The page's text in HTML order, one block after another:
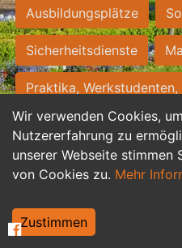
Wir verwenden Cookies,
Nutzererfahrung zu
unserer Webseite stimmen
von Cookies zu. Mehr
Zustimmen
Ausbildungsplätze
Sicherheitsdienste
Praktika,
Personalwesen
Hilfskräfte, Aushilfs- und
Weiterbildung, Studium,